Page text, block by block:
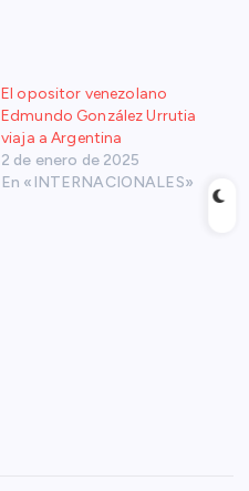
El opositor venezolano
Edmundo González Urrutia
viaja a Argentina
2 de enero de 2025
En «INTERNACIONALES»